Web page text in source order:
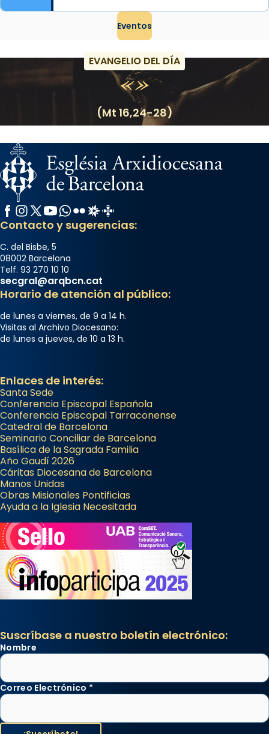
Eventos
EVANGELIO DEL DÍA
(Mt 16,24-28)
Facebook
Instagram
X / Twitter
YouTube
WhatsApp
FlickrRadio Estel
Catalunya Cristiana
Contacto y sugerencias:
C. del Bisbe, 5
08002 Barcelona
Telf. 93 270 10 10
secgral@arqbcn.cat
Horario de atención al público:
de lunes a viernes, de 9 a 14 h.
Visitas al Archivo Diocesano:
de lunes a jueves, de 10 a 13 h.
Enlaces de interés:
Santa Sede
Conferencia Episcopal Española
Conferencia Episcopal Tarraconense
Catedral de Barcelona
Seminario Conciliar de Barcelona
Basílica de la Sagrada Familia
Año Gaudí 2026
Cáritas Diocesana de Barcelona
Manos Unidas
Obras Misionales Pontificias
Ayuda a la Iglesia Necesitada
Suscríbase a nuestro boletín electrónico:
Nombre
Correo Electrónico *